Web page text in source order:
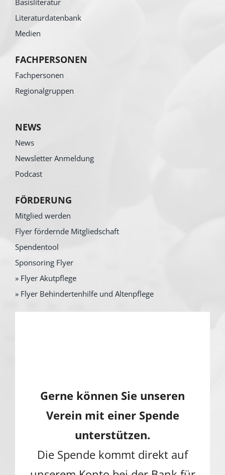
Basisliteratur
Literaturdatenbank
Medien
FACHPERSONEN
Fachpersonen
Regionalgruppen
NEWS
News
Newsletter Anmeldung
Podcast
FÖRDERUNG
Mitglied werden
Flyer fördernde Mitgliedschaft
Spendentool
Sponsoring Flyer
» Flyer Akutpflege
» Flyer Behindertenhilfe und Altenpflege
Gerne können Sie unseren
Verein mit einer Spende
unterstützen.
Die Spende kommt direkt auf